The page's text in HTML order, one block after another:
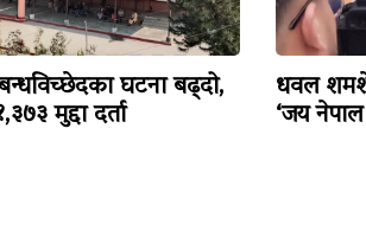
घटना बढ्दो,
मुद्दा दर्ता
धवल
‘जय नेपाल